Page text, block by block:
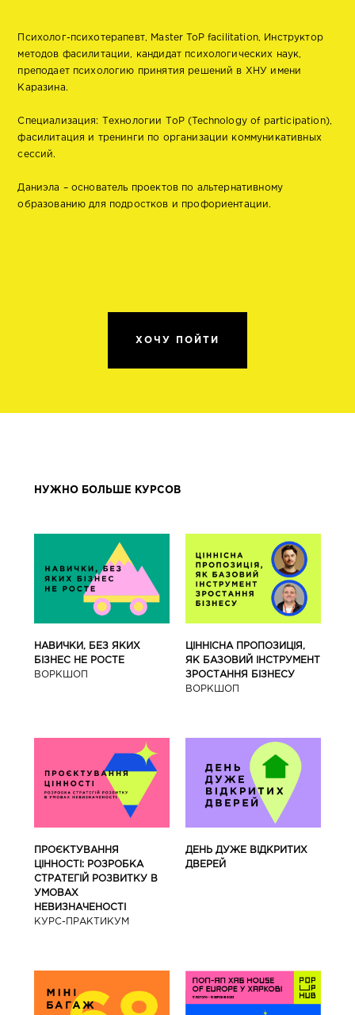
Психолог-психотерапевт, Master ToP facilitation, Инструктор
методов фасилитации, кандидат психологических наук,
преподает психологию принятия решений в ХНУ имени
Каразина.
Специализация: Технологии ТоР (Technology of participation),
фасилитация и тренинги по организации коммуникативных
сессий.
Даниэла – основатель проектов по альтернативному
образованию для подростков и профориентации.
ХОЧУ ПОЙТИ
НУЖНО БОЛЬШЕ КУРСОВ
НАВИЧКИ, БЕЗ ЯКИХ
БІЗНЕС НЕ РОСТЕ
ВОРКШОП
ЦІННІСНА ПРОПОЗИЦІЯ,
ЯК БАЗОВИЙ ІНСТРУМЕНТ
ЗРОСТАННЯ БІЗНЕСУ
ВОРКШОП
ПРОЄКТУВАННЯ
ЦІННОСТІ: РОЗРОБКА
СТРАТЕГІЙ РОЗВИТКУ В
УМОВАХ
НЕВИЗНАЧЕНОСТІ
КУРС-ПРАКТИКУМ
ДЕНЬ ДУЖЕ ВІДКРИТИХ
ДВЕРЕЙ